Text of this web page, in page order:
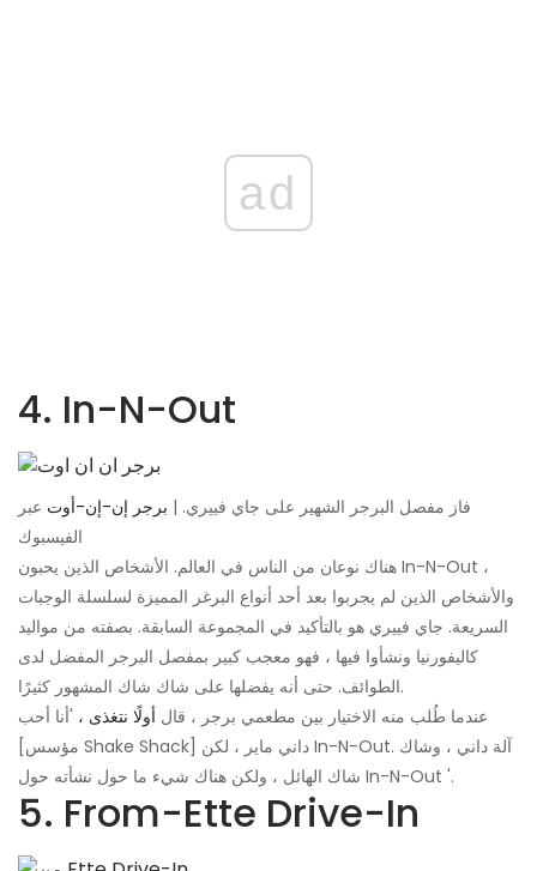
ad
4. In-N-Out
فاز مفصل البرجر الشهير على جاي فييري. | برجر إن-إن-أوت عبر
الفيسبوك
هناك نوعان من الناس في العالم. الأشخاص الذين يحبون In-N-Out ،
والأشخاص الذين لم يجربوا بعد أحد أنواع البرغر المميزة لسلسلة الوجبات
السريعة. جاي فييري هو بالتأكيد في المجموعة السابقة. بصفته من مواليد
كاليفورنيا ونشأوا فيها ، فهو معجب كبير بمفصل البرجر المفضل لدى
الطوائف. حتى أنه يفضلها على شاك شاك المشهور كثيرًا.
عندما طُلب منه الاختيار بين مطعمي برجر ، قال أولًا نتغذى ، 'أنا أحب
[مؤسس Shake Shack] داني ماير ، لكن In-N-Out. آلة داني ، وشاك
شاك الهائل ، ولكن هناك شيء ما حول نشأته حول In-N-Out '.
5. From-Ette Drive-In